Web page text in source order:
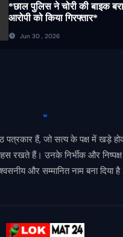
*छाल पुलिस ने चोरी की बाइक
आरोपी को किया गिरफ्तार*
Jun 30 , 2026
पत्रकार हैं, जो सत्य के पक्ष में खड़े
रखते हैं। उनके निर्भीक और निष्पक्ष
और सम्मानित नाम बना दिया